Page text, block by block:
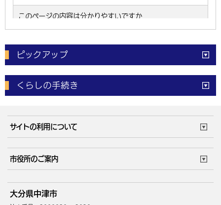
ピックアップ
電子申請 窓口の混雑状況
体育施設予約状況 ご意見・ご要望
くらしの手続き
成人・仕事
住まい・引越 ごみ・環境
健康・医療 障がい・福祉
高齢・介護
サイトの利用について
サイトマップ
市役所のご案内
庁舎地図 組織案内
大分県中津市